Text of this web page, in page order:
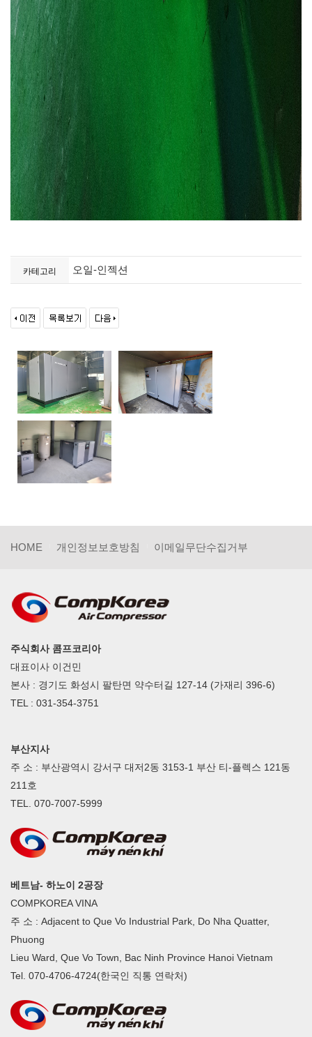
카테고리 오일-인젝션
HOME 개인정보보호방침 이메일무단수집거부
주식회사 콤프코리아
대표이사 이건민
본사 : 경기도 화성시 팔탄면 약수터길 127-14 (가재리 396-6)
TEL : 031-354-3751
부산지사
주 소 : 부산광역시 강서구 대저2동 3153-1 부산 티-플렉스 121동
211호
TEL. 070-7007-5999
베트남- 하노이 2공장
COMPKOREA VINA
주 소 : Adjacent to Que Vo Industrial Park, Do Nha Quatter,
Phuong
Lieu Ward, Que Vo Town, Bac Ninh Province Hanoi Vietnam
Tel. 070-4706-4724(한국인 직통 연락처)